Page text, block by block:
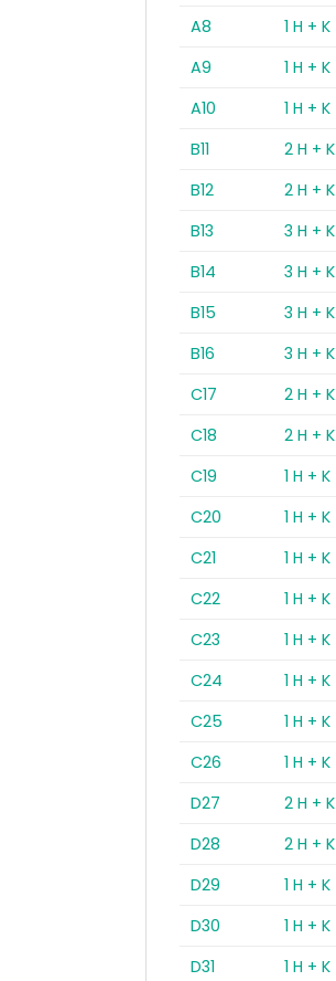
A8
1 H + K
A9
1 H + K
A10
1 H + K
B11
2 H + K
B12
2 H + K
B13
3 H + K
B14
3 H + K
B15
3 H + K
B16
3 H + K
C17
2 H + K
C18
2 H + K
C19
1 H + K
C20
1 H + K
C21
1 H + K
C22
1 H + K
C23
1 H + K
C24
1 H + K
C25
1 H + K
C26
1 H + K
D27
2 H + K
D28
2 H + K
D29
1 H + K
D30
1 H + K
D31
1 H + K